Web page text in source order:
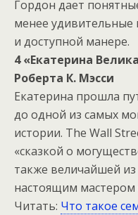
Гордон дает
менее удивительные
и доступной манере.
4 «Екатерина
Роберта К. Мэсси
Екатерина прошла
до одной из самых
истории. The Wall
«сказкой о
также величайшей из
настоящим мастером
Читать: Что такое